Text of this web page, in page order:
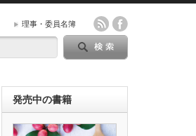
理事・委員名簿
発売中の書籍